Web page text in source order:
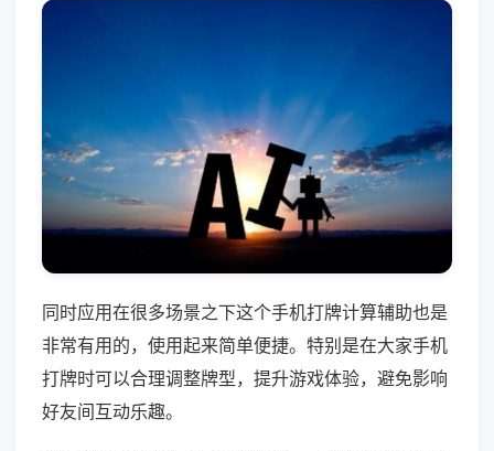
同时应用在很多场景之下这个手机打牌计算辅助也是
非常有用的，使用起来简单便捷。特别是在大家手机
打牌时可以合理调整牌型，提升游戏体验，避免影响
好友间互动乐趣。